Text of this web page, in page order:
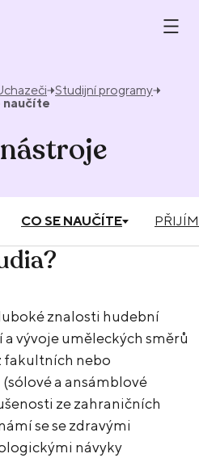
Studijní programy
naučíte
CO SE NAUČÍTE
znalosti hudební
vývoje uměleckých směrů
fakultních nebo
a ansámblové
ze zahraničních
se se zdravými
návyky